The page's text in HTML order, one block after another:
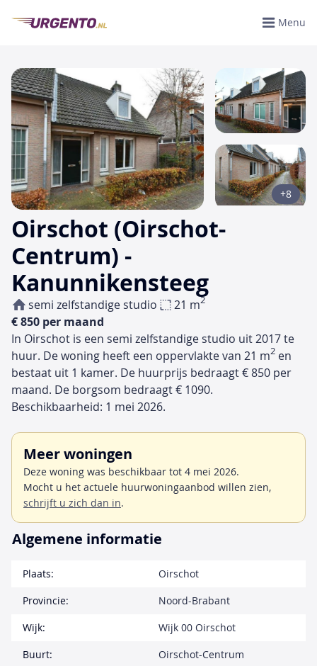
Menu
Oirschot (Oirschot-
Centrum) -
Kanunnikensteeg
semi zelfstandige studio 21 m2
€ 850 per maand
+8
In Oirschot is een semi zelfstandige studio uit 2017 te
huur. De woning heeft een oppervlakte van 21 m2 en
bestaat uit 1 kamer. De huurprijs bedraagt € 850 per
maand. De borgsom bedraagt € 1090.
Beschikbaarheid: 1 mei 2026.
Meer woningen
Deze woning was beschikbaar tot 4 mei 2026.
Mocht u het actuele huurwoningaanbod willen zien,
schrijft u zich dan in.
Algemene informatie
Plaats:
Oirschot
Provincie:
Noord-Brabant
Wijk:
Wijk 00 Oirschot
Buurt:
Oirschot-Centrum